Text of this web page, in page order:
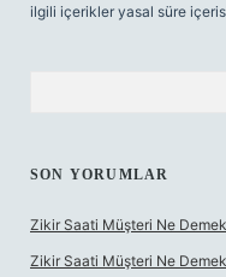
ilgili içerikler yasal süre
SON YORUMLAR
Zikir Saati Müşteri Ne Demek
Zikir Saati Müşteri Ne Demek